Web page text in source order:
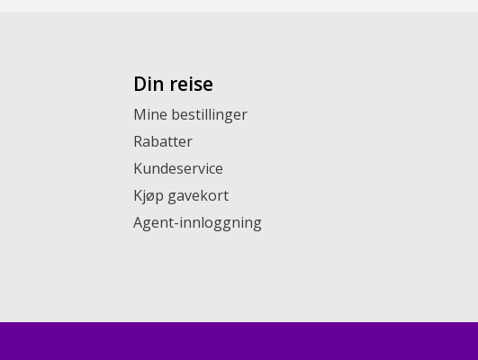
Din reise
Mine bestillinger
Rabatter
Kundeservice
Kjøp gavekort
Agent-innloggning